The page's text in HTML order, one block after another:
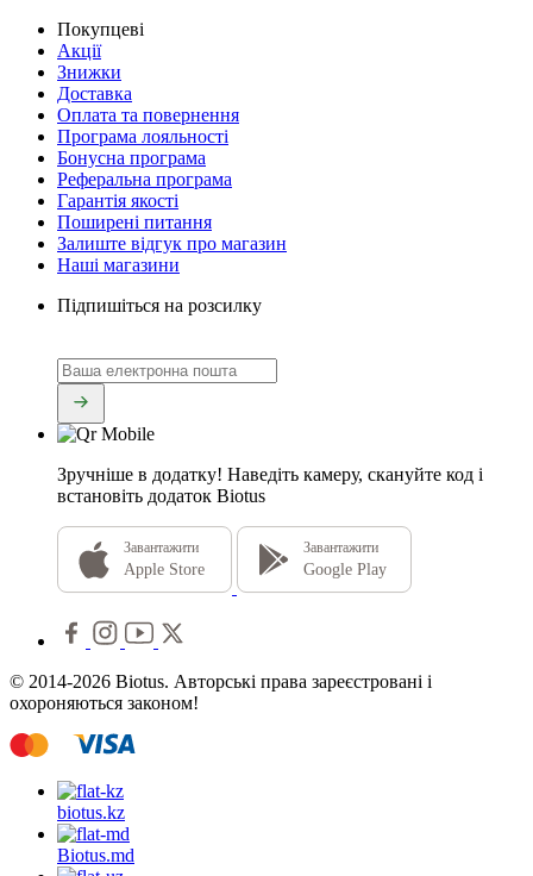
Покупцеві
Акції
Знижки
Доставка
Оплата та повернення
Програма лояльності
Бонусна програма
Реферальна програма
Гарантія якості
Поширені питання
Залиште відгук про магазин
Наші магазини
Підпишіться на розсилку
Зручніше в додатку! Наведіть камеру, скануйте код і
встановіть додаток Biotus
Завантажити
Apple Store
Завантажити
Google Play
© 2014-2026 Biotus. Авторські права зареєстровані і
охороняються законом!
biotus.kz
Biotus.md